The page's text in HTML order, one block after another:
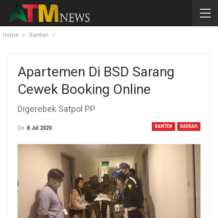
Home Banten
Apartemen Di BSD Sarang
Cewek Booking Online
Digerebek Satpol PP
BANTEN DAERAH
On 8 Jul 2020